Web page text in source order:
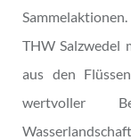
THW Salzwedel
aus den
wertvoller